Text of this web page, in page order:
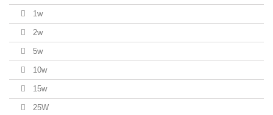
1w
2w
5w
10w
15w
25W